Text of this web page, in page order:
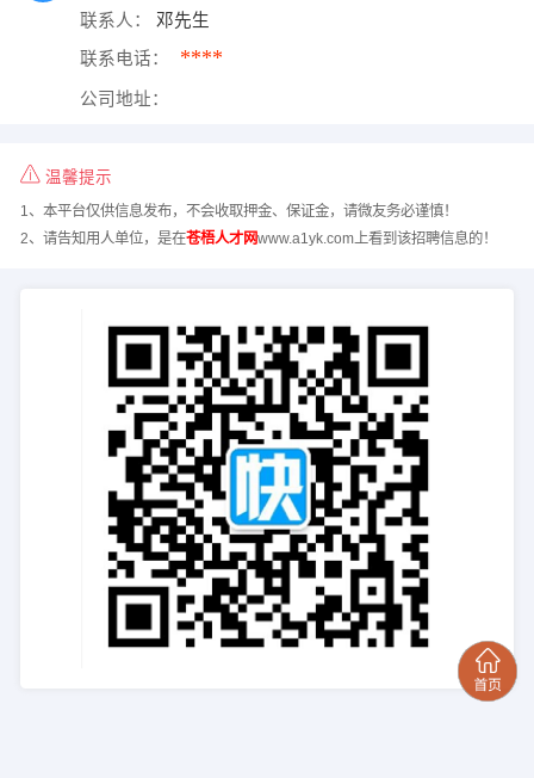
联系人： 邓先生
联系电话： ****
公司地址：
温馨提示
1、本平台仅供信息发布，不会收取押金、保证金，请微友务必谨慎！
2、请告知用人单位，是在苍梧人才网www.a1yk.com上看到该招聘信息的！